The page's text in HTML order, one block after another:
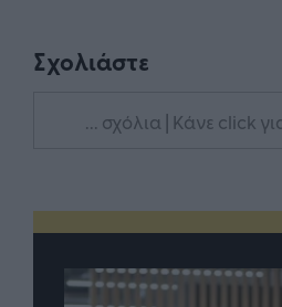
Σχολιάστε
... σχόλια | Κάνε click